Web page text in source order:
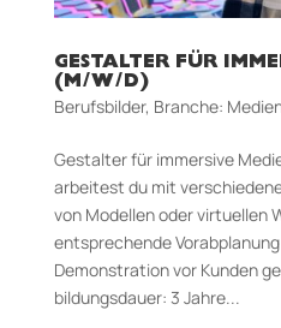
GESTALTER FÜR
(M/W/D)
Berufsbilder, Branche:
Gestalter für immersive
arbeitest du mit
von Modellen oder virtuellen
entsprechende
Demonstration vor Kunden
bildungs­dauer: 3 Jahre...